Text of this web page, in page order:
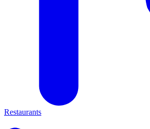
Restaurants